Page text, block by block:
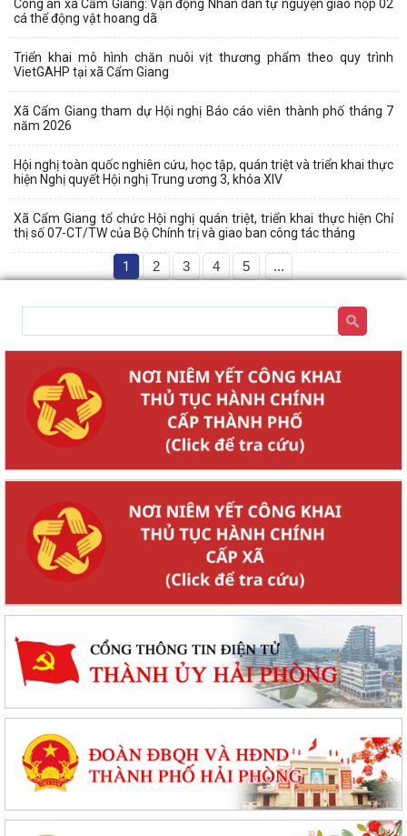
Công an xã Cẩm Giang: Vận động Nhân dân tự nguyện giao nộp 02
cá thể động vật hoang dã
Triển khai mô hình chăn nuôi vịt thương phẩm theo quy trình
VietGAHP tại xã Cẩm Giang
Xã Cẩm Giang tham dự Hội nghị Báo cáo viên thành phố tháng 7
năm 2026
Hội nghị toàn quốc nghiên cứu, học tập, quán triệt và triển khai thực
hiện Nghị quyết Hội nghị Trung ương 3, khóa XIV
Xã Cẩm Giang tổ chức Hội nghị quán triệt, triển khai thực hiện Chỉ
thị số 07-CT/TW của Bộ Chính trị và giao ban công tác tháng
1 2 3 4 5 ...